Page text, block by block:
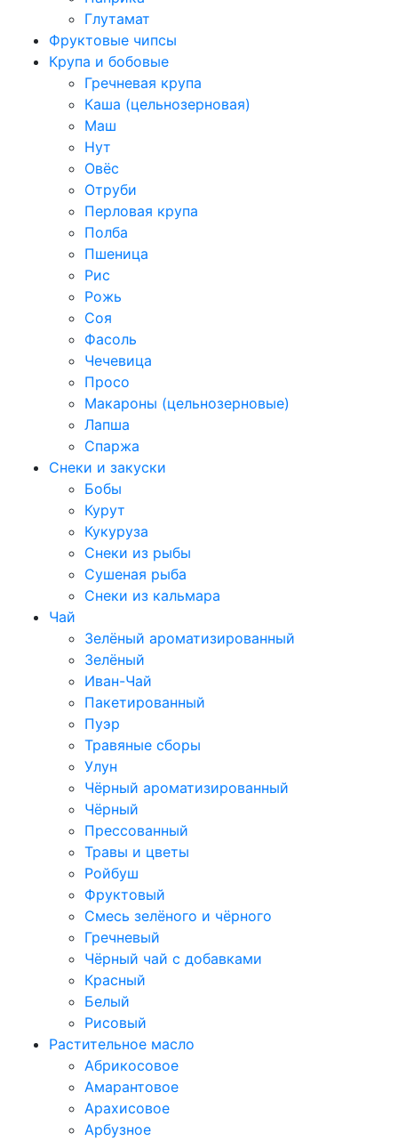
Глутамат
Фруктовые чипсы
Крупа и бобовые
Гречневая крупа
Каша (цельнозерновая)
Маш
Нут
Овёс
Отруби
Перловая крупа
Полба
Пшеница
Рис
Рожь
Соя
Фасоль
Чечевица
Просо
Макароны (цельнозерновые)
Лапша
Спаржа
Снеки и закуски
Бобы
Курут
Кукуруза
Снеки из рыбы
Сушеная рыба
Снеки из кальмара
Чай
Зелёный ароматизированный
Зелёный
Иван-Чай
Пакетированный
Пуэр
Травяные сборы
Улун
Чёрный ароматизированный
Чёрный
Прессованный
Травы и цветы
Ройбуш
Фруктовый
Смесь зелёного и чёрного
Гречневый
Чёрный чай с добавками
Красный
Белый
Рисовый
Растительное масло
Абрикосовое
Амарантовое
Арахисовое
Арбузное